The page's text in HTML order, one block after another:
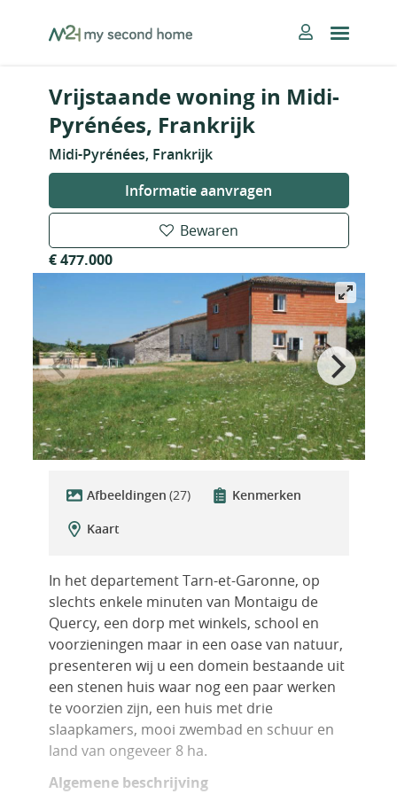
MySecondHome
Vrijstaande woning in Midi-
Pyrénées, Frankrijk
Midi-Pyrénées, Frankrijk
Informatie aanvragen
Bewaren
€ 477.000
Afbeeldingen (27)
Kenmerken
Kaart
In het departement Tarn-et-Garonne, op
slechts enkele minuten van Montaigu de
Quercy, een dorp met winkels, school en
voorzieningen maar in een oase van natuur,
presenteren wij u een domein bestaande uit
een stenen huis waar nog een paar werken
te voorzien zijn, een huis met drie
slaapkamers, mooi zwembad en schuur en
land van ongeveer 8 ha.
Algemene beschrijving